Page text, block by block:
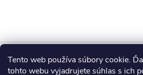
Tento web používa súbory cookie.
tohto webu vyjadrujete súhlas s ich
ZBlog